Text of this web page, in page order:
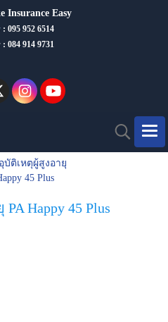
Insurance Easy
: 095 952 6514
084 914 9731
บัติเหตุผู้สูงอายุ
45 Plus
Happy 45 Plus